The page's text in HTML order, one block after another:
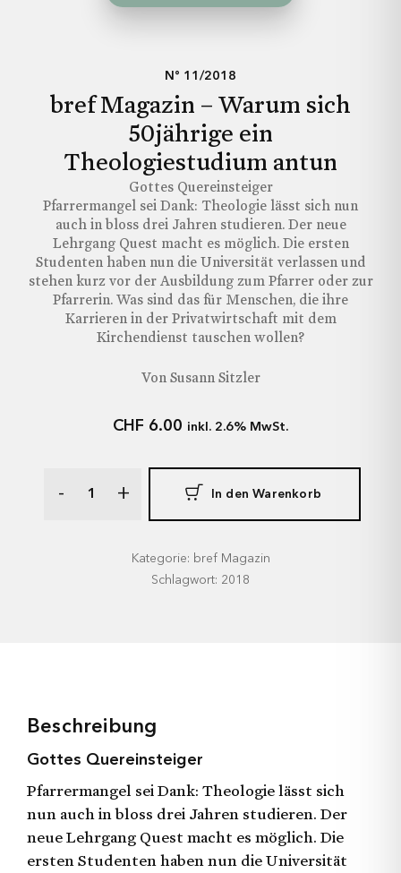
N° 11/2018
bref Magazin – Warum sich
50jährige ein
Theologiestudium antun
Gottes Quereinsteiger
Pfarrermangel sei Dank: Theologie lässt sich nun
auch in bloss drei Jahren studieren. Der neue
Lehrgang Quest macht es möglich. Die ersten
Studenten haben nun die Universität verlassen und
stehen kurz vor der Ausbildung zum Pfarrer oder zur
Pfarrerin. Was sind das für Menschen, die ihre
Karrieren in der Privatwirtschaft mit dem
Kirchendienst tauschen wollen?
Von Susann Sitzler
CHF 6.00 inkl. 2.6% MwSt.
- + In den Warenkorb
Kategorie: bref Magazin
Schlagwort: 2018
Beschreibung
Gottes Quereinsteiger
Pfarrermangel sei Dank: Theologie lässt sich
nun auch in bloss drei Jahren studieren. Der
neue Lehrgang Quest macht es möglich. Die
ersten Studenten haben nun die Universität
Ich möchte keine Angabe machen.
Jetzt Senden
Hiermit gebe ich brefmagazin.ch die Erlaubnis,
meine Daten aus diesem Formular zu nutzen.
Jetzt abonnieren